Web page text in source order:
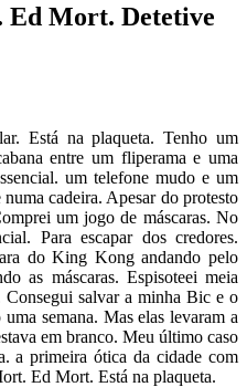
Mort. Detetive
Está na plaqueta. Tenho um
entre um fliperama e uma
um telefone mudo e um
cadeira. Apesar do protesto
um jogo de máscaras. No
Para escapar dos credores.
do King Kong andando pelo
as máscaras. Espisoteei meia
Consegui salvar a minha Bic e o
semana. Mas elas levaram a
em branco. Meu último caso
a primeira ótica da cidade com
Ed Mort. Está na plaqueta.